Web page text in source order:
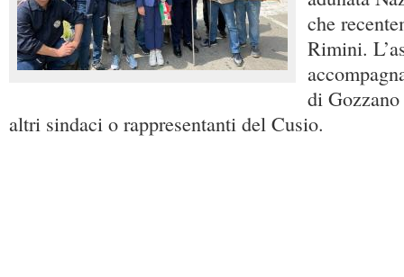
che
Rimini.
di
altri sindaci o rappresentanti del Cusio.